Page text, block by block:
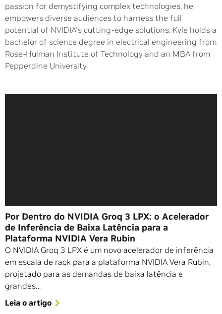
passion for demystifying complex technologies, he
empowers diverse audiences to harness the full
potential of NVIDIA's cutting-edge solutions. Kyle holds a
bachelor of science degree in electrical engineering from
Rose-Hulman Institute of Technology and an MBA from
Pepperdine University.
Por Dentro do NVIDIA Groq 3 LPX: o Acelerador
de Inferência de Baixa Latência para a
Plataforma NVIDIA Vera Rubin
O NVIDIA Groq 3 LPX é um novo acelerador de inferência
em escala de rack para a plataforma NVIDIA Vera Rubin,
projetado para as demandas de baixa latência e
grandes…
Leia o artigo